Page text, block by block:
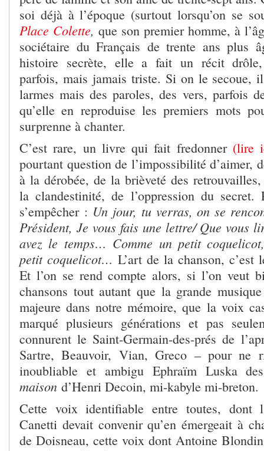
soi déjà à l’époque (surtout lorsqu’on se
Place Colette, que son premier homme, à
sociétaire du Français de trente ans plus
histoire secrète, elle a fait un récit drôle,
parfois, mais jamais triste. Si on le secoue,
larmes mais des paroles, des vers, parfois
qu’elle en reproduise les premiers mots
surprenne à chanter.
C’est rare, un livre qui fait fredonner (lire
pourtant question de l’impossibilité d’aimer,
à la dérobée, de la brièveté des
la clandestinité, de l’oppression du secret.
s’empêcher : Un jour, tu verras, on se
Président, Je vous fais une lettre/ Que vous
avez le temps… Comme un petit
petit coquelicot… L’art de la chanson,
Et l’on se rend compte alors, si l’on veut
chansons tout autant que la grande
majeure dans notre mémoire, que la voix
marqué plusieurs générations et pas
connurent le Saint-Germain-des-prés de
Sartre, Beauvoir, Vian, Greco – pour ne
inoubliable et ambigu Ephraïm Luska
maison d’Henri Decoin, mi-kabyle mi-breton.
Cette voix identifiable entre toutes, dont
Canetti devait convenir qu’en émergeait à
de Doisneau, cette voix dont Antoine